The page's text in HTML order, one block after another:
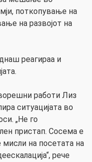
поткопување на
на развојот на
реагираа и
работи Лиз
ситуацијата во
„Не го
пристап. Сосема е
на посетата на
рече